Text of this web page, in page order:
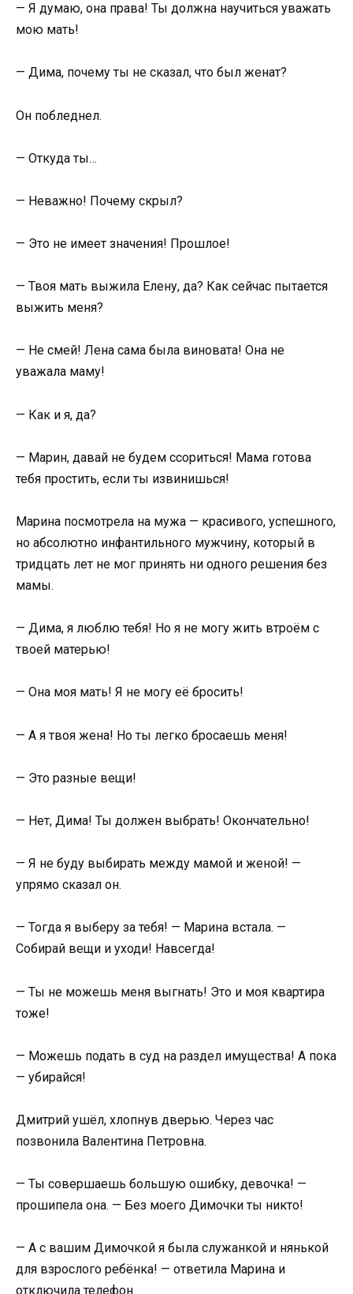
— Я думаю, она права! Ты должна научиться уважать
мою мать!
— Дима, почему ты не сказал, что был женат?
Он побледнел.
— Откуда ты…
— Неважно! Почему скрыл?
— Это не имеет значения! Прошлое!
— Твоя мать выжила Елену, да? Как сейчас пытается
выжить меня?
— Не смей! Лена сама была виновата! Она не
уважала маму!
— Как и я, да?
— Марин, давай не будем ссориться! Мама готова
тебя простить, если ты извинишься!
Марина посмотрела на мужа — красивого, успешного,
но абсолютно инфантильного мужчину, который в
тридцать лет не мог принять ни одного решения без
мамы.
— Дима, я люблю тебя! Но я не могу жить втроём с
твоей матерью!
— Она моя мать! Я не могу её бросить!
— А я твоя жена! Но ты легко бросаешь меня!
— Это разные вещи!
— Нет, Дима! Ты должен выбрать! Окончательно!
— Я не буду выбирать между мамой и женой! —
упрямо сказал он.
— Тогда я выберу за тебя! — Марина встала. —
Собирай вещи и уходи! Навсегда!
— Ты не можешь меня выгнать! Это и моя квартира
тоже!
— Можешь подать в суд на раздел имущества! А пока
— убирайся!
Дмитрий ушёл, хлопнув дверью. Через час
позвонила Валентина Петровна.
— Ты совершаешь большую ошибку, девочка! —
прошипела она. — Без моего Димочки ты никто!
— А с вашим Димочкой я была служанкой и нянькой
для взрослого ребёнка! — ответила Марина и
отключила телефон.